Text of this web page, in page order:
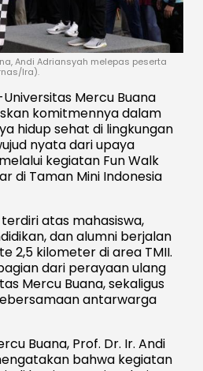
Andi Adriansyah melepas peserta
Ira).
Mercu Buana
komitmennya dalam
hidup sehat di lingkungan
nyata dari upaya
kegiatan Fun Walk
di Taman Mini Indonesia
atas mahasiswa,
dan alumni berjalan
2,5 kilometer di area TMII.
dari perayaan ulang
Mercu Buana, sekaligus
antarwarga
Buana, Prof. Dr. Ir. Andi
bahwa kegiatan